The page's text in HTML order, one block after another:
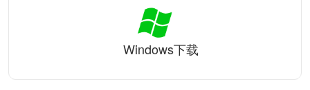
Windows下载